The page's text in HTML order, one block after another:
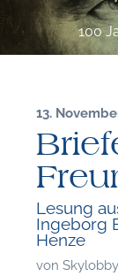
100
13.
Lesung
Ingeborg
Henze
von